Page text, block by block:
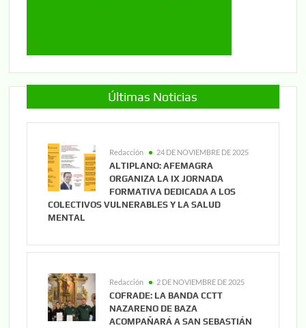
Últimas Noticias
Redacción 24 DE NOVIEMBRE DE 2025
ALTIPLANO: AFEMAGRA
ORGANIZA LA IX JORNADA
FORMATIVA DEDICADA A LOS
COLECTIVOS VULNERABLES Y LA SALUD
MENTAL
Redacción 2 DE NOVIEMBRE DE 2025
COFRADE: LA BANDA CCTT
NAZARENO DE BAZA
ACOMPAÑARÁ A SAN SEBASTIÁN